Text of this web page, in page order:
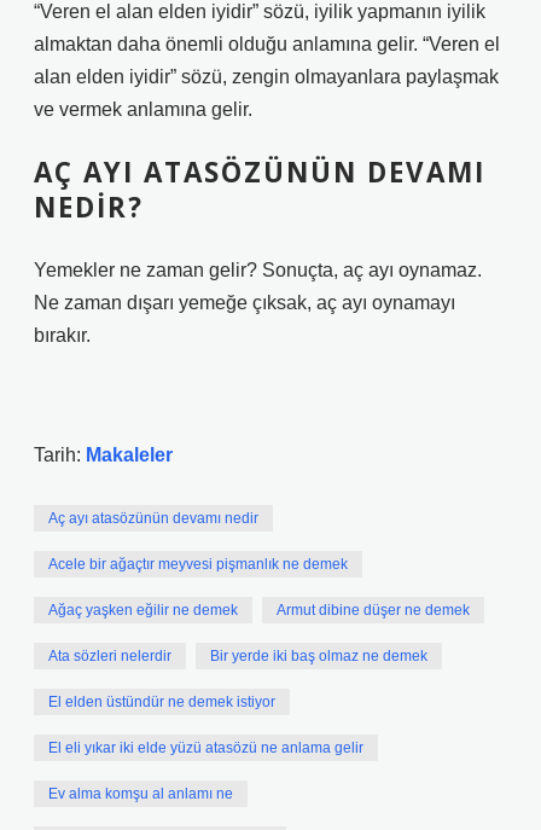
“Veren el alan elden iyidir” sözü, iyilik yapmanın iyilik
almaktan daha önemli olduğu anlamına gelir. “Veren el
alan elden iyidir” sözü, zengin olmayanlara paylaşmak
ve vermek anlamına gelir.
AÇ AYI ATASÖZÜNÜN DEVAMI
NEDIR?
Yemekler ne zaman gelir? Sonuçta, aç ayı oynamaz.
Ne zaman dışarı yemeğe çıksak, aç ayı oynamayı
bırakır.
Tarih: Makaleler
Aç ayı atasözünün devamı nedir
Acele bir ağaçtır meyvesi pişmanlık ne demek
Ağaç yaşken eğilir ne demek Armut dibine düşer ne demek
Ata sözleri nelerdir Bir yerde iki baş olmaz ne demek
El elden üstündür ne demek istiyor
El eli yıkar iki elde yüzü atasözü ne anlama gelir
Ev alma komşu al anlamı ne